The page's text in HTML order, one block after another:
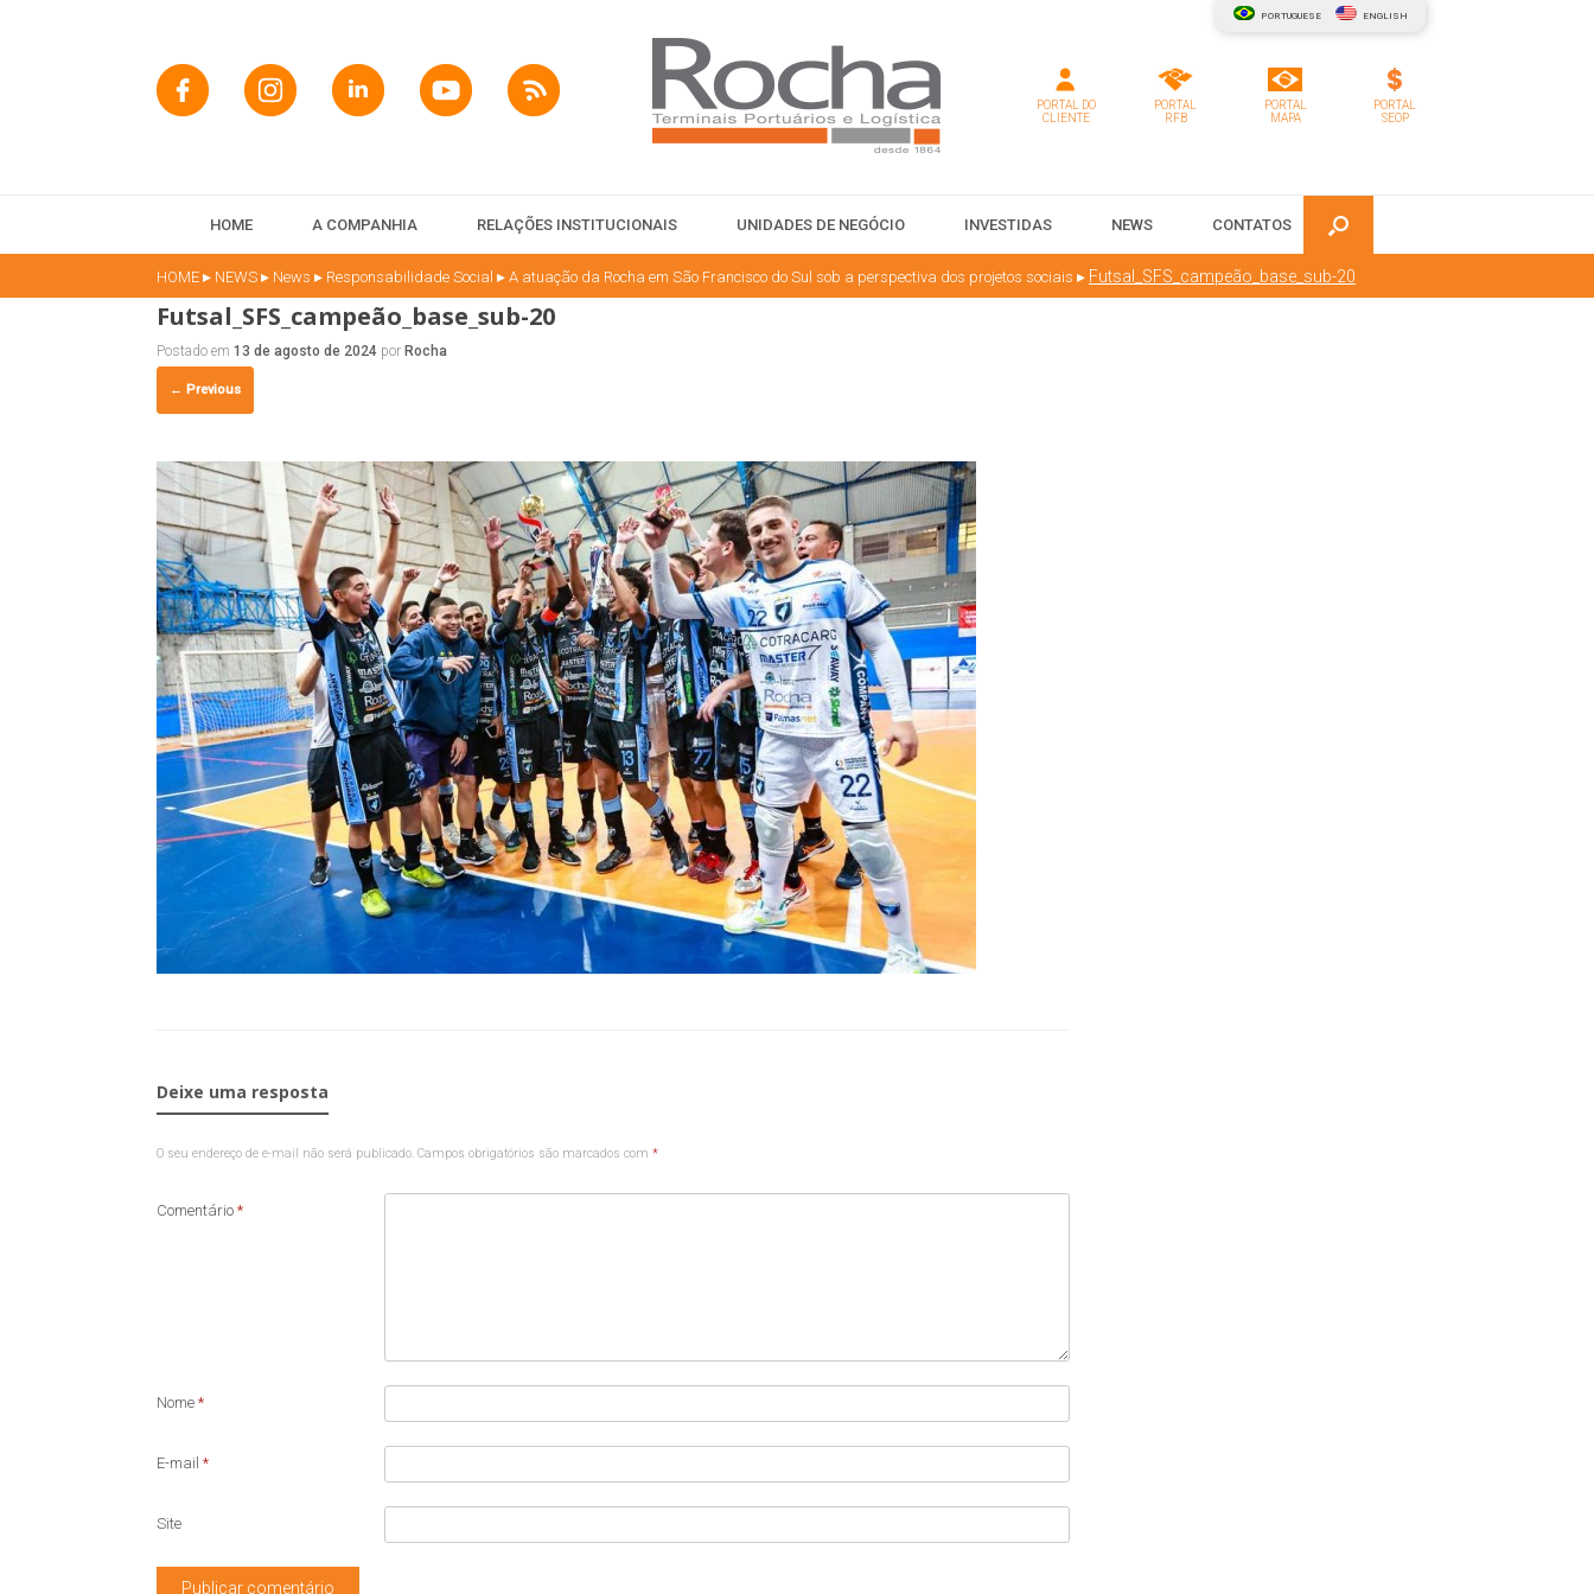
PORTUGUESE ENGLISH
PORTAL DO
CLIENTE
PORTAL
RFB
PORTAL
MAPA
PORTAL
SEOP
HOME A COMPANHIA RELAÇÕES INSTITUCIONAIS UNIDADES DE NEGÓCIO INVESTIDAS NEWS CONTATOS
HOME ▸ NEWS ▸ News ▸ Responsabilidade Social ▸ A atuação da Rocha em São Francisco do Sul sob a perspectiva dos projetos sociais ▸ Futsal_SFS_campeão_base_sub-20
Futsal_SFS_campeão_base_sub-20
Postado em 13 de agosto de 2024 por Rocha
← Previous
Deixe uma resposta
O seu endereço de e-mail não será publicado. Campos obrigatórios são marcados com *
Comentário *
Nome *
E-mail *
Site